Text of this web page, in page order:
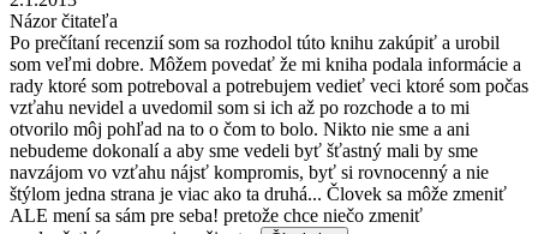
Názor čitateľa
Po prečítaní recenzií som sa rozhodol túto knihu zakúpiť a urobil
som veľmi dobre. Môžem povedať že mi kniha podala informácie a
rady ktoré som potreboval a potrebujem vedieť veci ktoré som počas
vzťahu nevidel a uvedomil som si ich až po rozchode a to mi
otvorilo môj pohľad na to o čom to bolo. Nikto nie sme a ani
nebudeme dokonalí a aby sme vedeli byť šťastný mali by sme
navzájom vo vzťahu nájsť kompromis, byť si rovnocenný a nie
štýlom jedna strana je viac ako ta druhá... Človek sa môže zmeniť
ALE mení sa sám pre seba! pretože chce niečo zmeniť